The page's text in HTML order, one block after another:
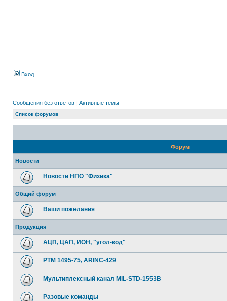
Вход
Сообщения без ответов | Активные темы
Список форумов
Форум
Новости
Новости НПО "Физика"
Общий форум
Ваши пожелания
Продукция
АЦП, ЦАП, ИОН, "угол-код"
РТМ 1495-75, ARINC-429
Мультиплексный канал MIL-STD-1553B
Разовые команды